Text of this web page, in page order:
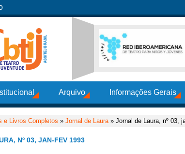
Arquivo Informações Gerais
e Livros Completos » Jornal de Laura» Jornal de Laura, nº 03,
Nº 03, JAN-FEV 1993